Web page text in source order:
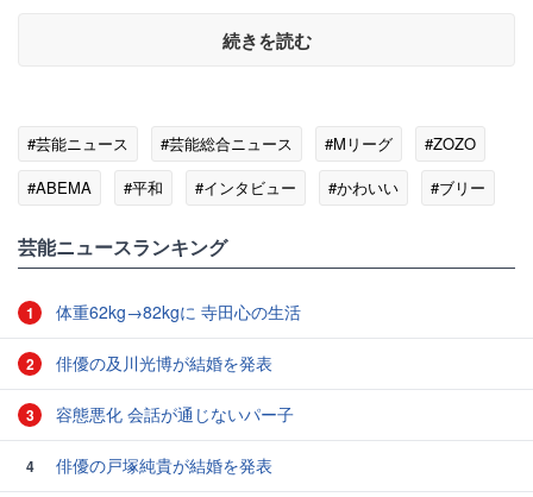
続きを読む
#芸能ニュース #芸能総合ニュース #Mリーグ
#ZOZO
#ABEMA
#平和 #インタビュー #かわいい
#ブリー
芸能ニュースランキング
1 体重62kg→82kgに 寺田心の生活
2 俳優の及川光博が結婚を発表
3 容態悪化 会話が通じないパー子
4 俳優の戸塚純貴が結婚を発表